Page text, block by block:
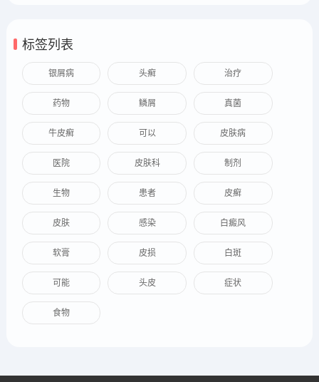
标签列表
银屑病 头癣 治疗
药物 鳞屑 真菌
牛皮癣 可以 皮肤病
医院 皮肤科 制剂
生物 患者 皮癣
皮肤 感染 白癜风
软膏 皮损 白斑
可能 头皮 症状
食物